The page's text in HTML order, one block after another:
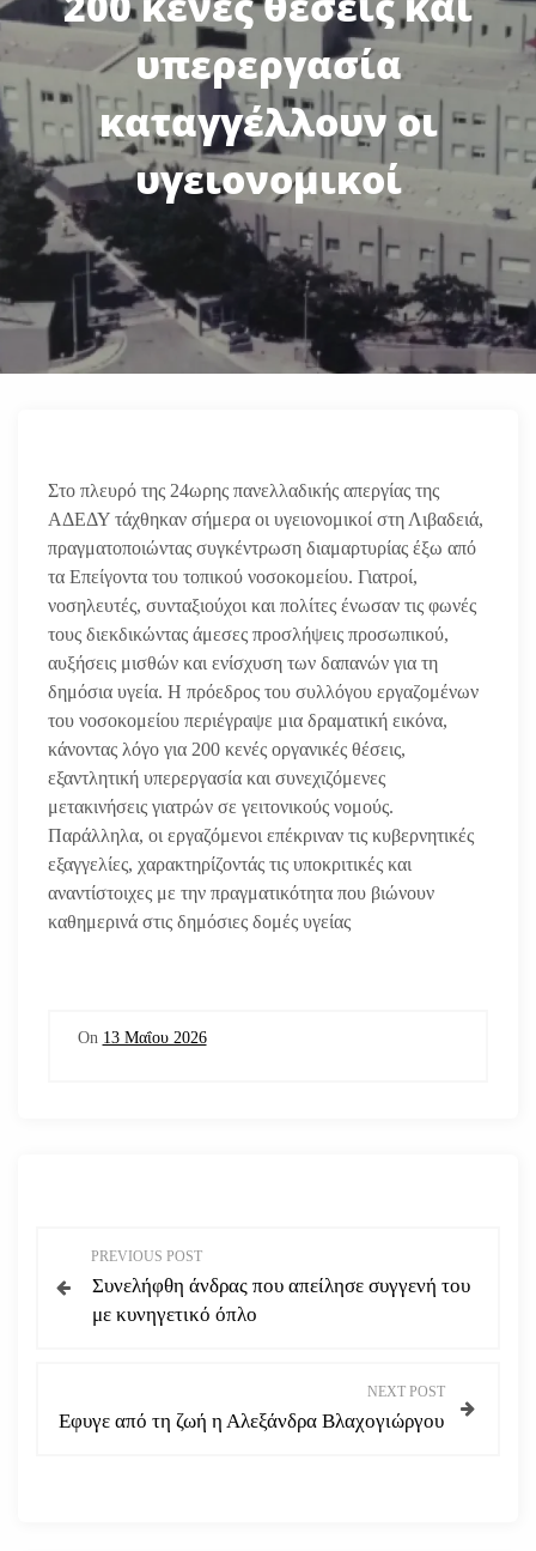
υπερεργασία
καταγγέλλουν οι
υγειονομικοί
Στο πλευρό της 24ωρης πανελλαδικής απεργίας της
ΑΔΕΔΥ τάχθηκαν σήμερα οι υγειονομικοί στη Λιβαδειά,
πραγματοποιώντας συγκέντρωση διαμαρτυρίας έξω από
τα Επείγοντα του τοπικού νοσοκομείου. Γιατροί,
νοσηλευτές, συνταξιούχοι και πολίτες ένωσαν τις φωνές
τους διεκδικώντας άμεσες προσλήψεις προσωπικού,
αυξήσεις μισθών και ενίσχυση των δαπανών για τη
δημόσια υγεία. Η πρόεδρος του συλλόγου εργαζομένων
του νοσοκομείου περιέγραψε μια δραματική εικόνα,
κάνοντας λόγο για 200 κενές οργανικές θέσεις,
εξαντλητική υπερεργασία και συνεχιζόμενες
μετακινήσεις γιατρών σε γειτονικούς νομούς.
Παράλληλα, οι εργαζόμενοι επέκριναν τις κυβερνητικές
εξαγγελίες, χαρακτηρίζοντάς τις υποκριτικές και
αναντίστοιχες με την πραγματικότητα που βιώνουν
καθημερινά στις δημόσιες δομές υγείας
On 13 Μαΐου 2026
λ
PREVIOUS POST
Συνελήφθη άνδρας που απείλησε συγγενή του
με κυνηγετικό όπλο
NEXT POST
Εφυγε από τη ζωή η Αλεξάνδρα Βλαχογιώργου